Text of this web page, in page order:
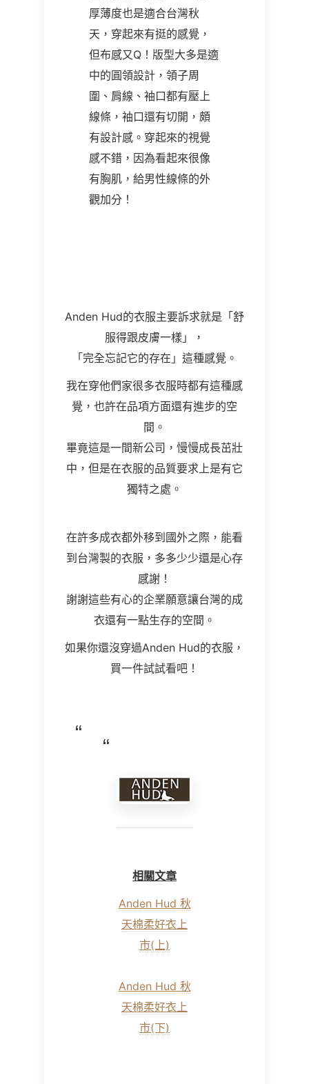
厚薄度也是適合台灣秋
天，穿起來有挺的感覺，
但布感又Q！版型大多是適
中的圓領設計，領子周
圍、肩線、袖口都有壓上
線條，袖口還有切開，頗
有設計感。穿起來的視覺
感不錯，因為看起來很像
有胸肌，給男性線條的外
觀加分！
Anden Hud的衣服主要訴求就是「舒
服得跟皮膚一樣」，
「完全忘記它的存在」這種感覺。
我在穿他們家很多衣服時都有這種感
覺，也許在品項方面還有進步的空
間。
畢竟這是一間新公司，慢慢成長茁壯
中，但是在衣服的品質要求上是有它
獨特之處。
在許多成衣都外移到國外之際，能看
到台灣製的衣服，多多少少還是心存
感謝！
謝謝這些有心的企業願意讓台灣的成
衣還有一點生存的空間。
如果你還沒穿過Anden Hud的衣服，
買一件試試看吧！
相關文章
Anden Hud 秋
天棉柔好衣上
市(上)
Anden Hud 秋
天棉柔好衣上
市(下)